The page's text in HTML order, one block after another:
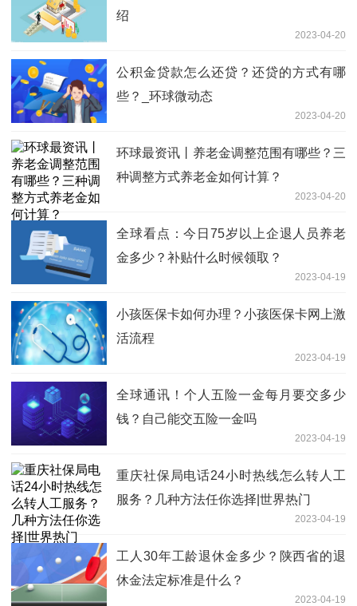
绍
2023-04-20
公积金贷款怎么还贷？还贷的方式有哪
些？_环球微动态
2023-04-20
环球最资讯丨养老金调整范围有哪些？三
种调整方式养老金如何计算？
2023-04-20
全球看点：今日75岁以上企退人员养老
金多少？补贴什么时候领取？
2023-04-19
小孩医保卡如何办理？小孩医保卡网上激
活流程
2023-04-19
全球通讯！个人五险一金每月要交多少
钱？自己能交五险一金吗
2023-04-19
重庆社保局电话24小时热线怎么转人工
服务？几种方法任你选择|世界热门
2023-04-19
工人30年工龄退休金多少？陕西省的退
休金法定标准是什么？
2023-04-19